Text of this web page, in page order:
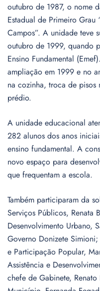
outubro de 1987, o nome
Estadual de Primeiro Grau
Campos”. A unidade teve
outubro de 1999, quando
Ensino Fundamental
ampliação em 1999 e no
na cozinha, troca de pisos
prédio.
A unidade educacional
282 alunos dos anos
ensino fundamental. A
novo espaço para
que frequentam a escola.
Também participaram da
Serviços Públicos, Renata
Desenvolvimento Urbano,
Governo Donizete
e Participação Popular,
Assistência e
chefe de Gabinete,